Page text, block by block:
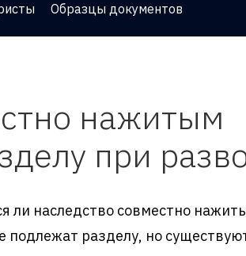
Образцы документов
нажитым
при
ли наследство совместно
разделу, но